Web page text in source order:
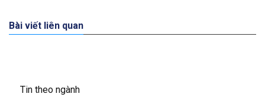
Bài viết liên quan
Tin theo ngành